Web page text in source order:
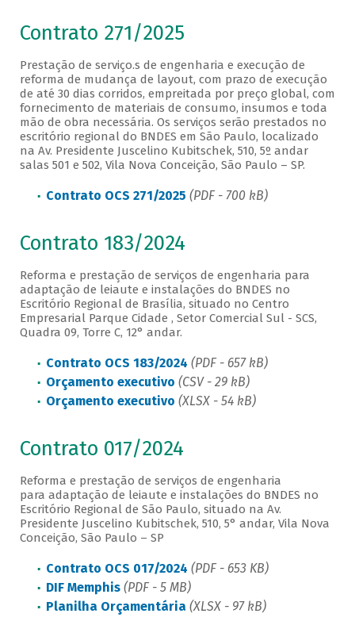
Contrato 271/2025
Prestação de serviço.s de engenharia e execução de
reforma de mudança de layout, com prazo de execução
de até 30 dias corridos, empreitada por preço global, com
fornecimento de materiais de consumo, insumos e toda
mão de obra necessária. Os serviços serão prestados no
escritório regional do BNDES em São Paulo, localizado
na Av. Presidente Juscelino Kubitschek, 510, 5º andar
salas 501 e 502, Vila Nova Conceição, São Paulo – SP.
Contrato OCS 271/2025 (PDF - 700 kB)
Contrato 183/2024
Reforma e prestação de serviços de engenharia para
adaptação de leiaute e instalações do BNDES no
Escritório Regional de Brasília, situado no Centro
Empresarial Parque Cidade , Setor Comercial Sul - SCS,
Quadra 09, Torre C, 12° andar.
Contrato OCS 183/2024 (PDF - 657 kB)
Orçamento executivo (CSV - 29 kB)
Orçamento executivo (XLSX - 54 kB)
Contrato 017/2024
Reforma e prestação de serviços de engenharia
para adaptação de leiaute e instalações do BNDES no
Escritório Regional de São Paulo, situado na Av.
Presidente Juscelino Kubitschek, 510, 5° andar, Vila Nova
Conceição, São Paulo – SP
Contrato OCS 017/2024 (PDF - 653 KB)
DIF Memphis (PDF - 5 MB)
Planilha Orçamentária (XLSX - 97 kB)